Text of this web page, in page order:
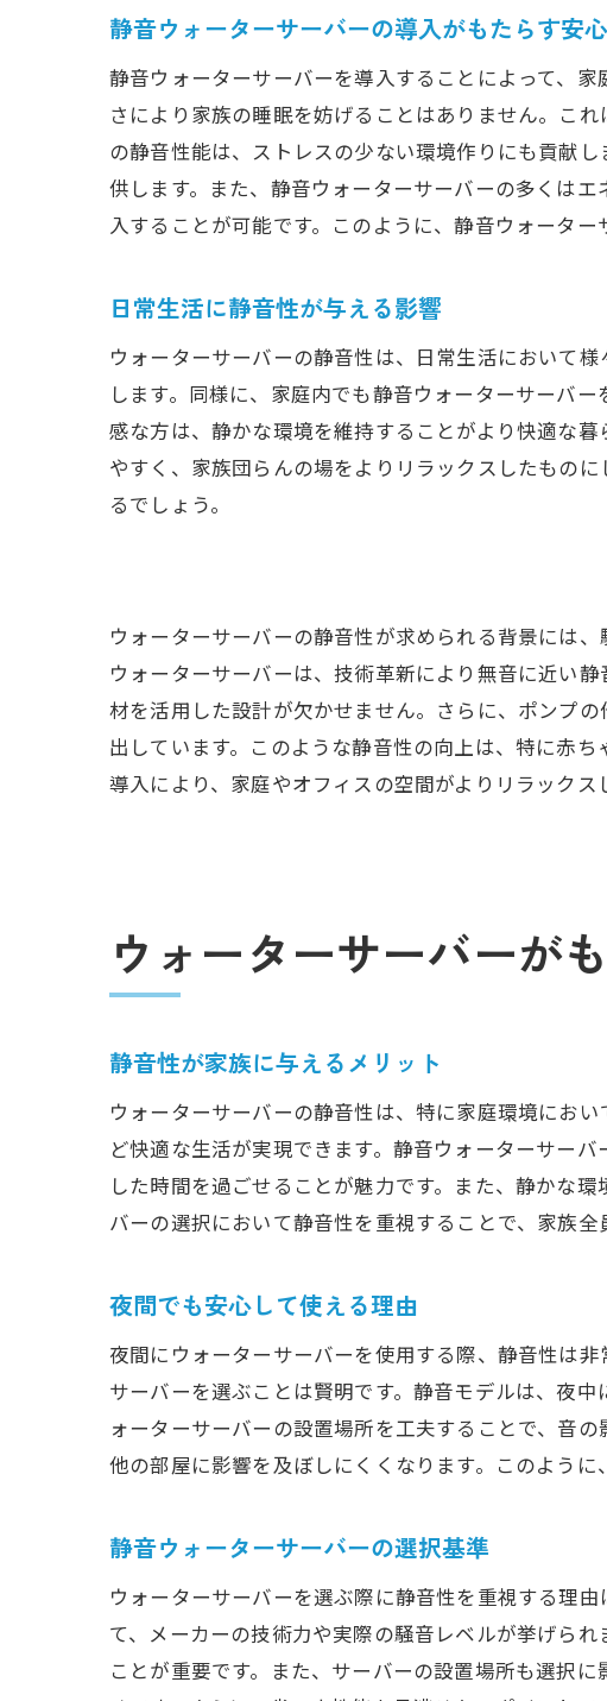
設置
静音ウォーターサーバーの導入がもたらす安
静音ウォーターサーバーを導入することによって、
さにより家族の睡眠を妨げることはありません。こ
の静音性能は、ストレスの少ない環境作りにも貢献
供します。また、静音ウォーターサーバーの多くは
入することが可能です。このように、静音ウォータ
日常生活に静音性が与える影響
ウォーターサーバーの静音性は、日常生活において
します。同様に、家庭内でも静音ウォーターサーバ
感な方は、静かな環境を維持することがより快適な
やすく、家族団らんの場をよりリラックスしたもの
るでしょう。
ウォーターサーバーの静音性が求められる背景には
ウォーターサーバーは、技術革新により無音に近い
材を活用した設計が欠かせません。さらに、ポンプ
出しています。このような静音性の向上は、特に赤
導入により、家庭やオフィスの空間がよりリラックス
ウォーターサーバーが
静音性が家族に与えるメリット
ウォーターサーバーの静音性は、特に家庭環境にお
ど快適な生活が実現できます。静音ウォーターサー
した時間を過ごせることが魅力です。また、静かな
バーの選択において静音性を重視することで、家族全
夜間でも安心して使える理由
夜間にウォーターサーバーを使用する際、静音性は
サーバーを選ぶことは賢明です。静音モデルは、夜
ォーターサーバーの設置場所を工夫することで、音
他の部屋に影響を及ぼしにくくなります。このよう
静音ウォーターサーバーの選択基準
ウォーターサーバーを選ぶ際に静音性を重視する理
て、メーカーの技術力や実際の騒音レベルが挙げら
ことが重要です。また、サーバーの設置場所も選択